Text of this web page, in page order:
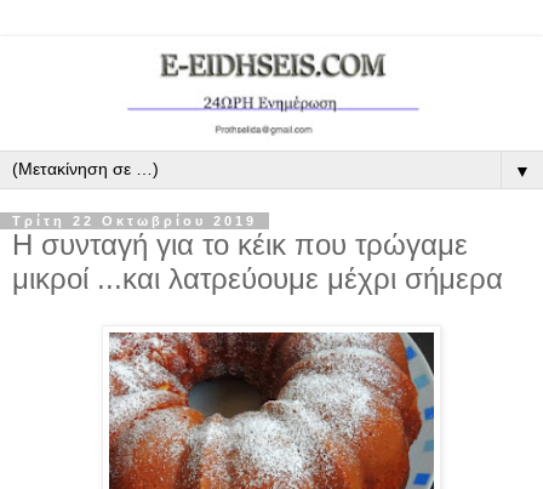
▼
Τρίτη 22 Οκτωβρίου 2019
Η συνταγή για το κέικ που τρώγαμε
μικροί ...και λατρεύουμε μέχρι σήμερα